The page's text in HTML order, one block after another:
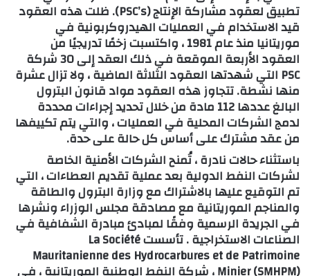
تطبيق لعقود مشاركة الإنتاج (PSC’s). ظلت هذه العقود
قيد الاستخدام في العمليات الهيدروكربونية في
موريتانيا منذ عام 1981 ، واكتسبت زخمًا تدريجيًا من
العقود الأربعة الموقعة في ذلك العقد إلى 30 شركة
PSC التي شهدتها العقود الثلاثة الماضية ، ولا تزال عشرة
منها نشطة. تتجاوز هذه العقود مواد قانون البترول
البالغ عددها 112 مادة من خلال تحديد إجراءات محددة
لدمج الشركات المحلية في العمليات ، والتي يتم تكييفها
من عقد مشترك على أساس كل حالة على حدة.
باستثناء حالات نادرة ، تُمنح الشركات الأمنية الخاصة
لشركات النفط الدولية بعد عملية تقديم العطاءات ، التي
تم التوقيع عليها بالاشتراك مع وزارة البترول والطاقة
والمناجم الموريتانية مع مصادقة مجلس الوزراء ونشرها
في الجريدة الرسمية وفقًا لمبادئ مبادرة الشفافية في
الصناعات الاستخراجية . تأسست La Société
Mauritanienne des Hydrocarbures et de Patrimoine
Minier (SMHPM) ، شركة النفط الوطنية الموريتانية ، في